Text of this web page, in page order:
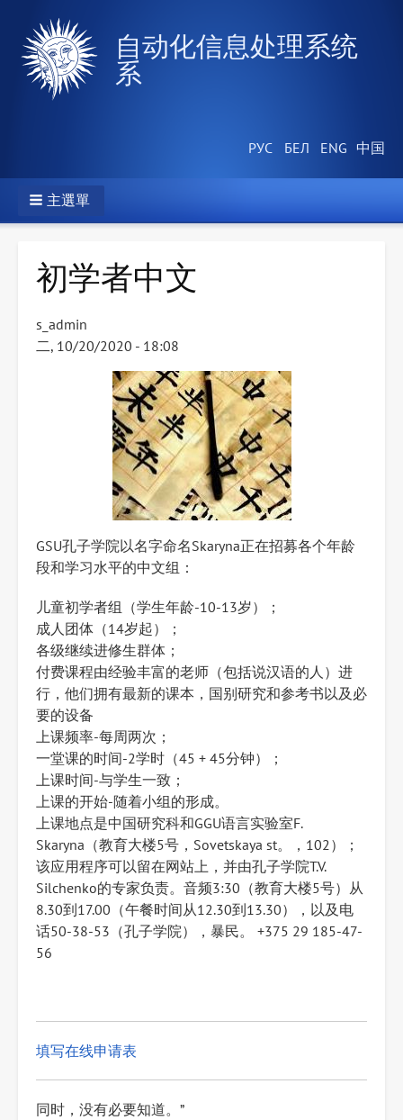
自动化信息处理系统
系
主選單
初学者中文
s_admin
二, 10/20/2020 - 18:08
GSU孔子学院以名字命名Skaryna正在招募各个年龄
段和学习水平的中文组：
儿童初学者组（学生年龄-10-13岁）；
成人团体（14岁起）；
各级继续进修生群体；
付费课程由经验丰富的老师（包括说汉语的人）进
行，他们拥有最新的课本，国别研究和参考书以及必
要的设备
上课频率-每周两次；
一堂课的时间-2学时（45 + 45分钟）；
上课时间-与学生一致；
上课的开始-随着小组的形成。
上课地点是中国研究科和GGU语言实验室F.
Skaryna（教育大楼5号，Sovetskaya st。，102）；
该应用程序可以留在网站上，并由孔子学院T.V.
Silchenko的专家负责。音频3:30（教育大楼5号）从
8.30到17.00（午餐时间从12.30到13.30），以及电
话50-38-53（孔子学院），暴民。 +375 29 185-47-
56
填写在线申请表
同时，没有必要知道。”